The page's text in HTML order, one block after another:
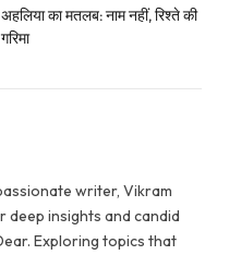
अहलिया का मतलब: नाम नहीं, रिश्ते की
गरिमा
writer, Vikram
deep insights and candid
Exploring topics that